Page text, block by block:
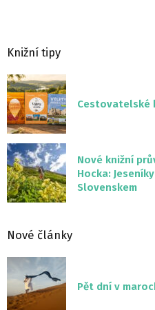
Knižní tipy
Cestovatelské
Nové knižní
Hocka:
Slovenskem
Nové články
Pět dní v